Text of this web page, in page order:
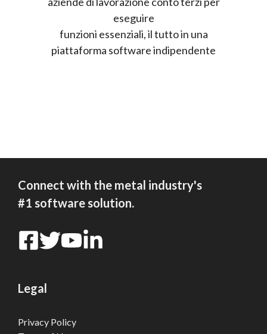
eseguire
funzioni essenziali, il tutto in una
piattaforma software indipendente
Connect with the metal industry's
#1 software solution.
Legal
Privacy Policy